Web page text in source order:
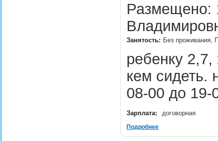
Размещено:
Занятость: Без проживания,
ребенку 2,7,
кем сидеть.
08-00 до
Зарплата: договорная
Подробнее